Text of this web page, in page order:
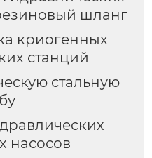
шланг
криогенных
станций
стальную
насосов